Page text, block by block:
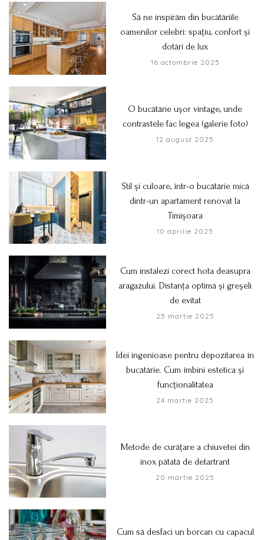
Să ne inspirăm din bucătăriile
oamenilor celebri: spațiu, confort și
dotări de lux
16 octombrie 2025
O bucătărie ușor vintage, unde
contrastele fac legea (galerie foto)
12 august 2025
Stil și culoare, într-o bucătărie mică
dintr-un apartament renovat la
Timișoara
10 aprilie 2025
Cum instalezi corect hota deasupra
aragazului. Distanța optimă și greșeli
de evitat
25 martie 2025
Idei ingenioase pentru depozitarea în
bucătărie. Cum îmbini estetica și
funcționalitatea
24 martie 2025
Metode de curățare a chiuvetei din
inox pătată de detartrant
20 martie 2025
Cum să desfaci un borcan cu capacul